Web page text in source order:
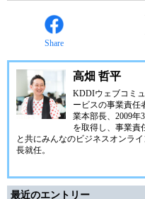
Share
高畑 哲平
KDDIウェブコミ
ービスの事業責任
業本部長、2009年
を取得し、事業責
と共にみんなのビジネスオンラ
長就任。
最近のエントリー